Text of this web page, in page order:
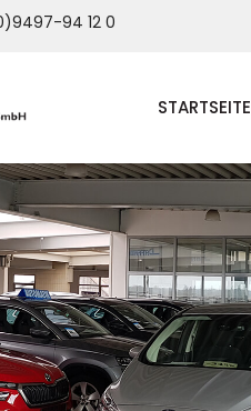
94 12 0
STARTSEITE